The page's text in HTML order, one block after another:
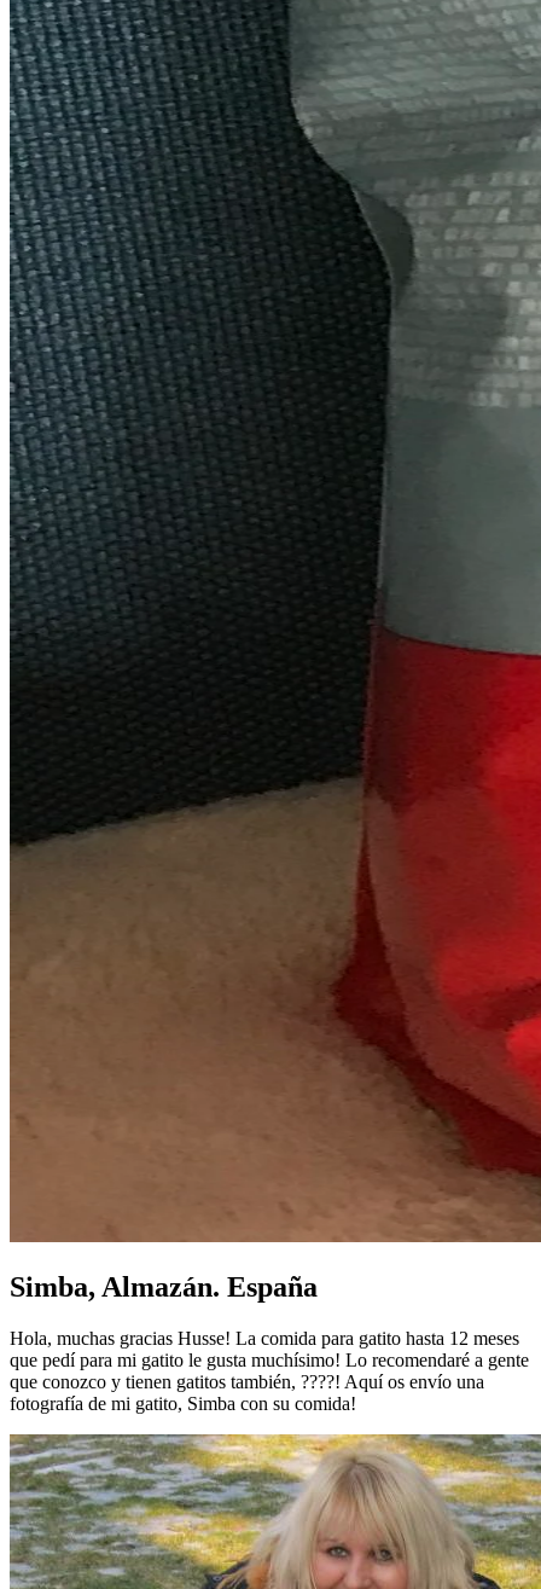
Simba, Almazán. España
Hola, muchas gracias Husse! La comida para gatito hasta 12 meses
que pedí para mi gatito le gusta muchísimo! Lo recomendaré a gente
que conozco y tienen gatitos también, ????! Aquí os envío una
fotografía de mi gatito, Simba con su comida!